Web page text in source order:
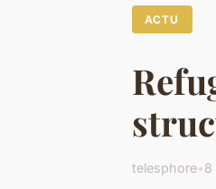
ACTU
telesphore•8